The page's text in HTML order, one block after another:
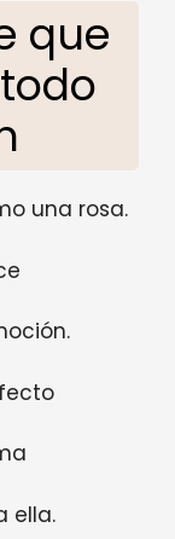
que
una rosa.
ella.